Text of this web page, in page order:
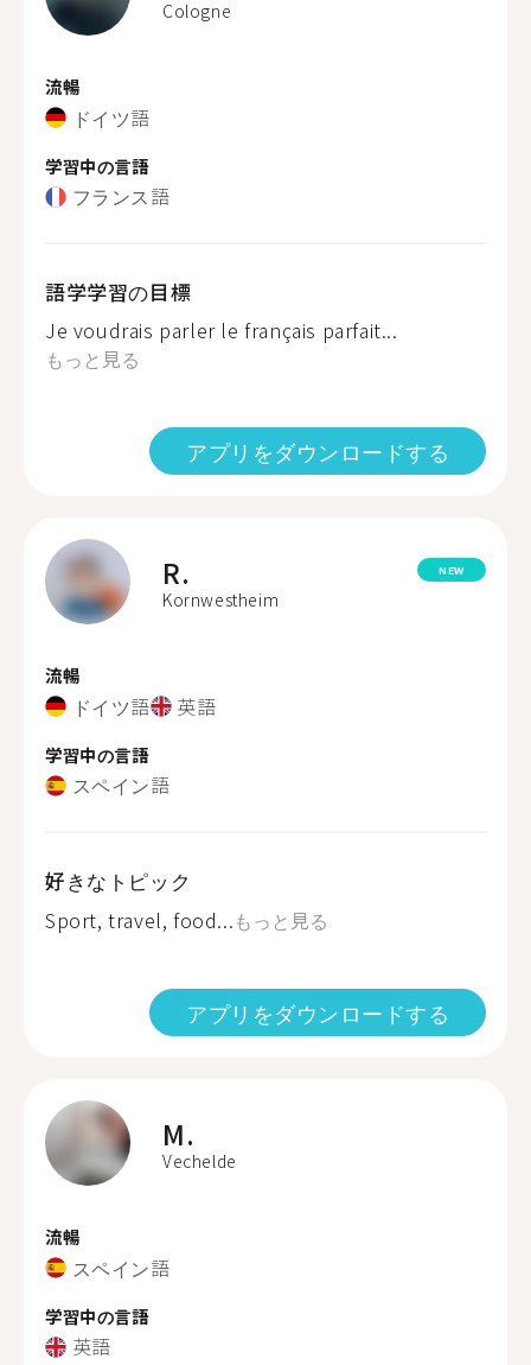
Cologne
流暢
ドイツ語
学習中の言語
フランス語
語学学習の目標
Je voudrais parler le français parfait...
もっと見る
アプリをダウンロードする
R.
Kornwestheim
NEW
流暢
ドイツ語 英語
学習中の言語
スペイン語
好きなトピック
Sport, travel, food...もっと見る
アプリをダウンロードする
M.
Vechelde
流暢
スペイン語
学習中の言語
英語